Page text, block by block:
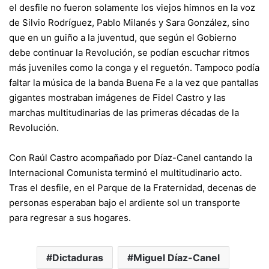
el desfile no fueron solamente los viejos himnos en la voz
de Silvio Rodríguez, Pablo Milanés y Sara González, sino
que en un guiño a la juventud, que según el Gobierno
debe continuar la Revolución, se podían escuchar ritmos
más juveniles como la conga y el reguetón. Tampoco podía
faltar la música de la banda Buena Fe a la vez que pantallas
gigantes mostraban imágenes de Fidel Castro y las
marchas multitudinarias de las primeras décadas de la
Revolución.
Con Raúl Castro acompañado por Díaz-Canel cantando la
Internacional Comunista terminó el multitudinario acto.
Tras el desfile, en el Parque de la Fraternidad, decenas de
personas esperaban bajo el ardiente sol un transporte
para regresar a sus hogares.
Dictaduras Miguel Díaz-Canel